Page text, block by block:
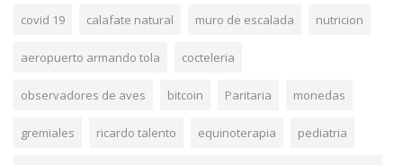
covid 19 calafate natural muro de escalada nutricion
aeropuerto armando tola cocteleria
observadores de aves bitcoin Paritaria monedas
gremiales ricardo talento equinoterapia pediatria